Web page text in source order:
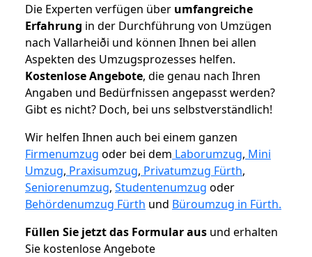
Die Experten verfügen über umfangreiche
Erfahrung in der Durchführung von Umzügen
nach Vallarheiði und können Ihnen bei allen
Aspekten des Umzugsprozesses helfen.
Kostenlose Angebote, die genau nach Ihren
Angaben und Bedürfnissen angepasst werden?
Gibt es nicht? Doch, bei uns selbstverständlich!
Wir helfen Ihnen auch bei einem ganzen
Firmenumzug oder bei dem Laborumzug, Mini
Umzug, Praxisumzug, Privatumzug Fürth,
Seniorenumzug, Studentenumzug oder
Behördenumzug Fürth und Büroumzug in Fürth.
Füllen Sie jetzt das Formular aus und erhalten
Sie kostenlose Angebote